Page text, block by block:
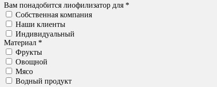
Вам понадобится лиофилизатор для *
Собственная компания
Наши клиенты
Индивидуальный
Материал *
Фрукты
Овощной
Мясо
Водный продукт